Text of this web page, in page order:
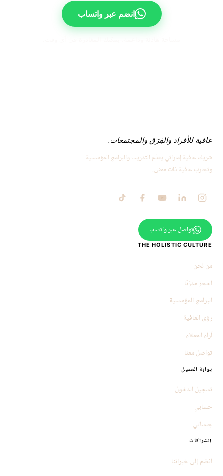
انضم عبر واتساب
عافية للأفراد والفِرَق والمجتمعات.
شريك عافية إماراتي يقدّم التدريب والبرامج المؤسسية
وتجارب عافية ذات معنى.
تواصل عبر واتساب
THE HOLISTIC CULTURE
من نحن
احجز مدرّبًا
البرامج المؤسسية
رؤى العافية
آراء العملاء
تواصل معنا
بوابة العميل
تسجيل الدخول
حسابي
جلساتي
الشراكات
انضم إلى خبرائنا